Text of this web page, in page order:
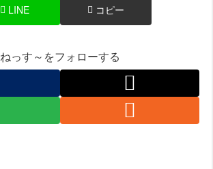
LINE コピー
ねっす～をフォローする